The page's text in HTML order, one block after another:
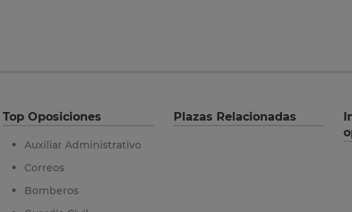
Top Oposiciones
Auxiliar Administrativo
Correos
Bomberos
Plazas Relacionadas